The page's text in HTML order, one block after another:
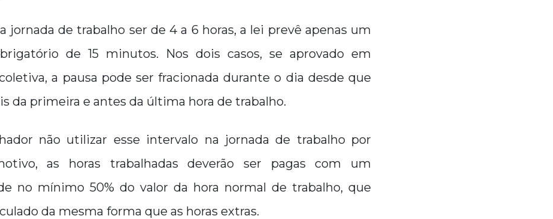
jornada de trabalho ser de 4 a 6 horas, a lei prevê apenas um
de 15 minutos. Nos dois casos, se aprovado em
a pausa pode ser fracionada durante o dia desde que
da primeira e antes da última hora de trabalho.
não utilizar esse intervalo na jornada de trabalho por
as horas trabalhadas deverão ser pagas com um
no mínimo 50% do valor da hora normal de trabalho, que
da mesma forma que as horas extras.